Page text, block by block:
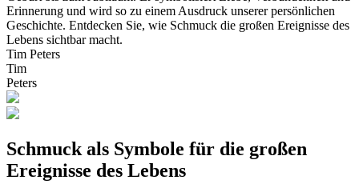
Erinnerung und wird so zu einem Ausdruck unserer persönlichen
Geschichte. Entdecken Sie, wie Schmuck die großen Ereignisse des
Lebens sichtbar macht.
Tim Peters
Tim
Peters
Schmuck als Symbole für die großen
Ereignisse des Lebens